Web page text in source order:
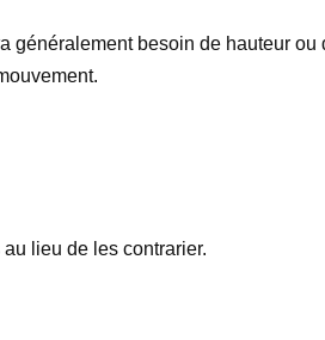
généralement besoin de hauteur ou
lieu de les contrarier.